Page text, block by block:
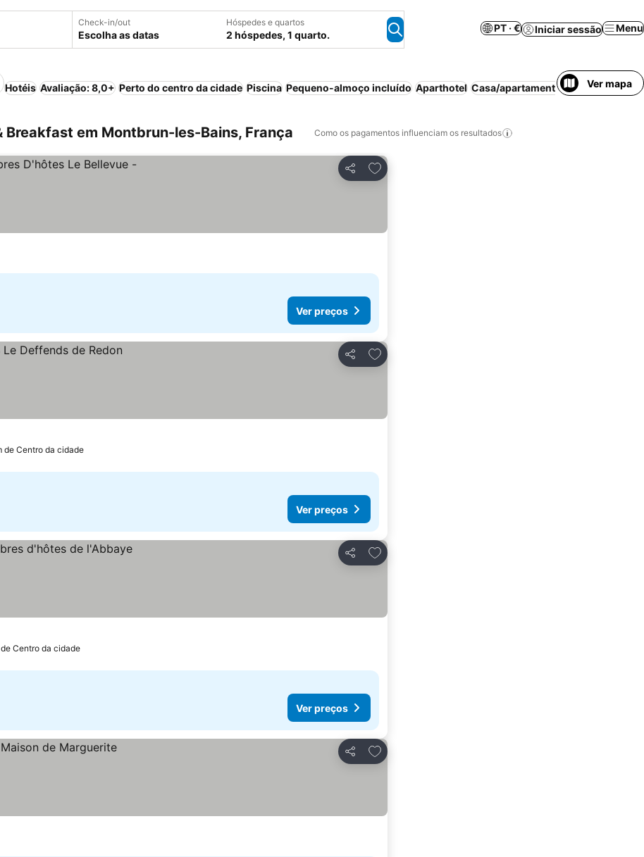
Check-in/out
Escolha as datas
Hóspedes e quartos
2 hóspedes, 1 quarto.
PT · € Iniciar sessão Menu
Hotéis Avaliação: 8,0+ Perto do centro da cidade Piscina Pequeno-almoço incluído Aparthotel Casa/apartamento inteiro Piscina
Ver mapa
Breakfast em Montbrun-les-Bains, França Como os pagamentos influenciam os resultados
Partilhar
Adicionar aos favoritos
Ver preços
Partilhar
Adicionar aos favoritos
de Centro da cidade
Ver preços
Partilhar
Adicionar aos favoritos
Centro da cidade
Ver preços
Partilhar
Adicionar aos favoritos